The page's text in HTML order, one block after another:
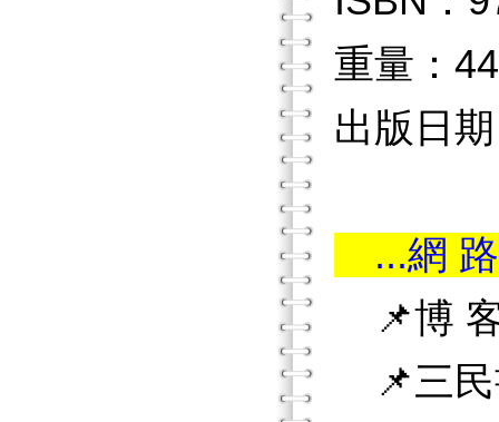
重量：
出版日
...網
📌博
📌三民